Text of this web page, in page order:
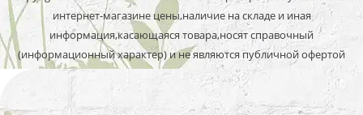
интернет-магазине цены,наличие на складе и иная
информация,касающаяся товара,носят справочный
(информационный характер) и не являются публичной офертой